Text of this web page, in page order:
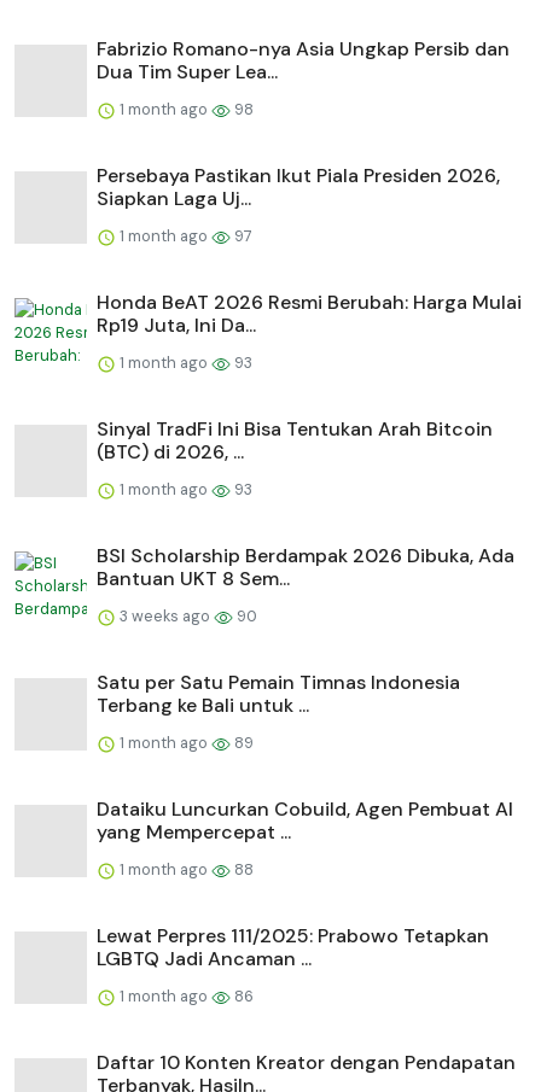
Fabrizio Romano-nya Asia Ungkap Persib dan
Dua Tim Super Lea...
1 month ago 98
Persebaya Pastikan Ikut Piala Presiden 2026,
Siapkan Laga Uj...
1 month ago 97
Honda BeAT 2026 Resmi Berubah: Harga Mulai
Rp19 Juta, Ini Da...
1 month ago 93
Sinyal TradFi Ini Bisa Tentukan Arah Bitcoin
(BTC) di 2026, ...
1 month ago 93
BSI Scholarship Berdampak 2026 Dibuka, Ada
Bantuan UKT 8 Sem...
3 weeks ago 90
Satu per Satu Pemain Timnas Indonesia
Terbang ke Bali untuk ...
1 month ago 89
Dataiku Luncurkan Cobuild, Agen Pembuat AI
yang Mempercepat ...
1 month ago 88
Lewat Perpres 111/2025: Prabowo Tetapkan
LGBTQ Jadi Ancaman ...
1 month ago 86
Daftar 10 Konten Kreator dengan Pendapatan
Terbanyak, Hasiln...